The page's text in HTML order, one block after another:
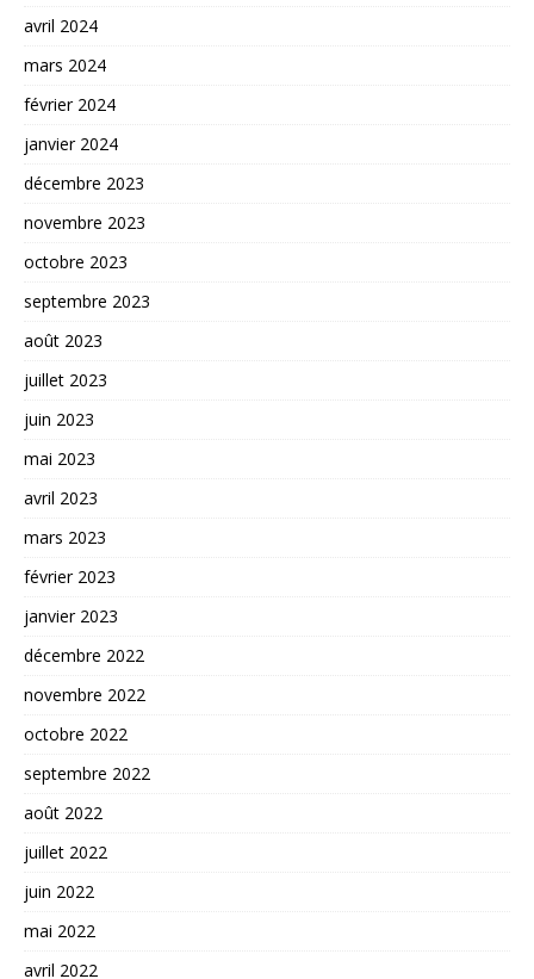
avril 2024
mars 2024
février 2024
janvier 2024
décembre 2023
novembre 2023
octobre 2023
septembre 2023
août 2023
juillet 2023
juin 2023
mai 2023
avril 2023
mars 2023
février 2023
janvier 2023
décembre 2022
novembre 2022
octobre 2022
septembre 2022
août 2022
juillet 2022
juin 2022
mai 2022
avril 2022